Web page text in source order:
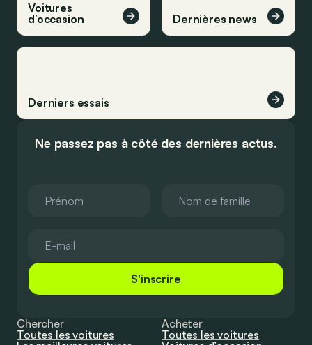
Voitures
d’occasion
Dernières news
Derniers essais
Ne passez pas à côté des dernières actus.
S'inscrire
Chercher
Toutes les voitures
Acheter
Toutes les voitures